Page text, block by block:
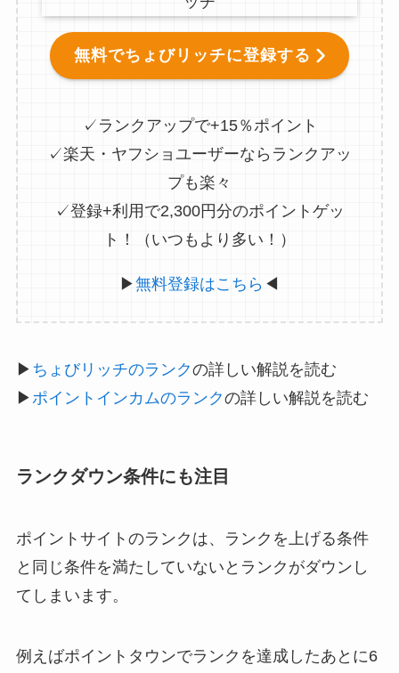
無料でちょびリッチに登録する
✓ランクアップで+15％ポイント
✓楽天・ヤフショユーザーならランクアッ
プも楽々
✓登録+利用で2,300円分のポイントゲッ
ト！（いつもより多い！）
▶無料登録はこちら ◀
▶ ちょびリッチのランクの詳しい解説を読む
▶ポイントインカムのランクの詳しい解説を読む
ランクダウン条件にも注目
ポイントサイトのランクは、ランクを上げる条件
と同じ条件を満たしていないとランクがダウンし
てしまいます。
例えばポイントタウンでランクを達成したあとに6